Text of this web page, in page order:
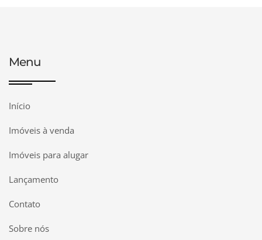
Menu
Início
Imóveis à venda
Imóveis para alugar
Lançamento
Contato
Sobre nós